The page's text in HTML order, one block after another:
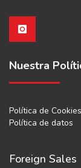
Nuestra
Política de Cookies
Política de datos
Foreign Sales